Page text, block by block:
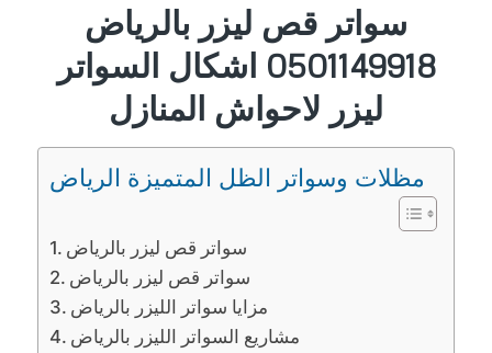
سواتر قص ليزر بالرياض
0501149918 اشكال السواتر
ليزر لاحواش المنازل
مظلات وسواتر الظل المتميزة الرياض
سواتر قص ليزر بالرياض
سواتر قص ليزر بالرياض
مزايا سواتر الليزر بالرياض